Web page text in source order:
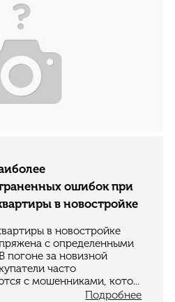
ошибок при
в новостройке
в новостройке
с определенными
погоне за новизной
часто
с мошенниками, кото...
Подробнее